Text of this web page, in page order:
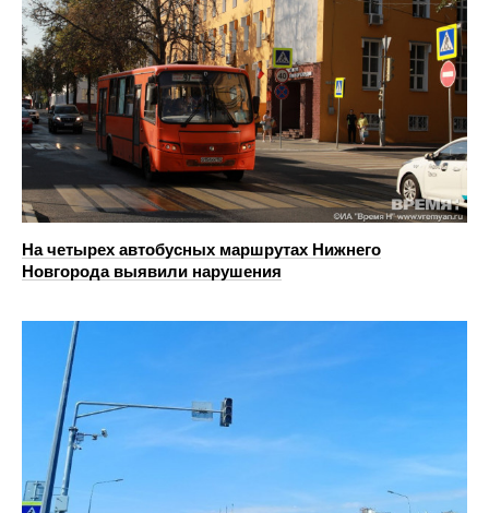
На четырех автобусных маршрутах Нижнего
Новгорода выявили нарушения